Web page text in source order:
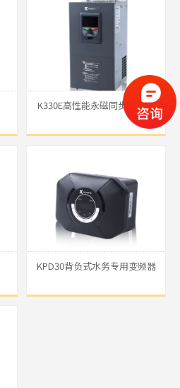
K330E高性能永磁同步驱动器
KPD30背负式水务专用变频器